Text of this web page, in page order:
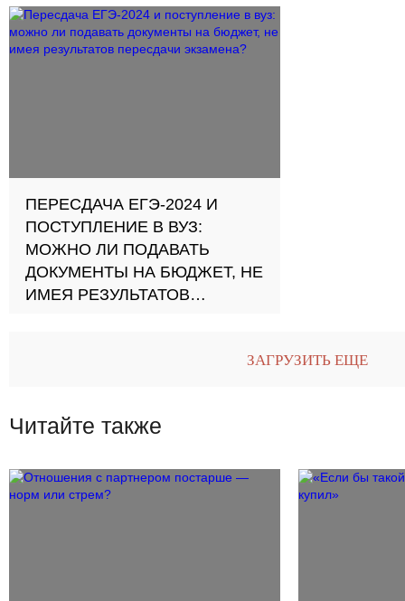
Отвечает психолог Мария
Слепцова
ПЕРЕСДАЧА ЕГЭ-2024 И
ПОСТУПЛЕНИЕ В ВУЗ:
МОЖНО ЛИ ПОДАВАТЬ
ДОКУМЕНТЫ НА БЮДЖЕТ, НЕ
ИМЕЯ РЕЗУЛЬТАТОВ
ЗАГРУЗИТЬ ЕЩЕ
Читайте также